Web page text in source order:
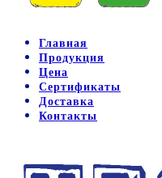
Главная
Продукция
Цена
Сертификаты
Доставка
Контакты